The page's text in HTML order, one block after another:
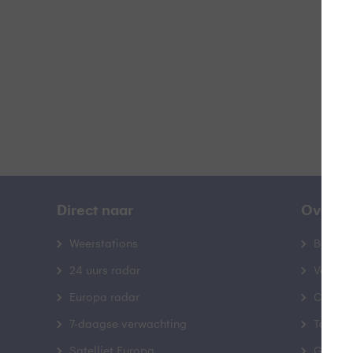
Direct naar
Weerstations
24 uurs radar
Europa radar
7-daagse verwachting
Over
Contact